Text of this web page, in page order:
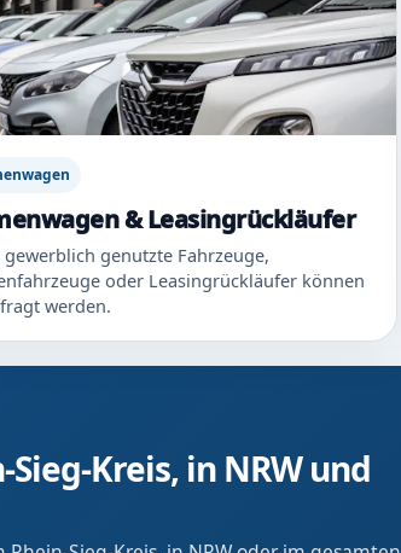
& Leasingrückläufer
gewerblich genutzte Fahrzeuge,
oder Leasingrückläufer können
werden.
Kreis, in NRW und